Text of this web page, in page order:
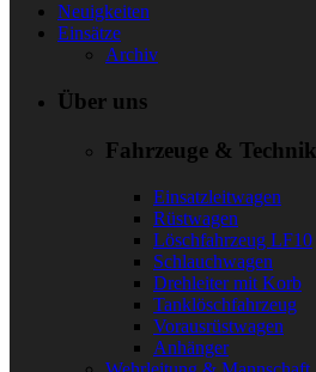
Neuigkeiten
Einsätze
Archiv
Über uns
Fahrzeuge & Technik
Einsatzleitwagen
Rüstwagen
Löschfahrzeug LF10
Schlauchwagen
Drehleiter mit Korb
Tanklöschfahrzeug
Vorausrüstwagen
Anhänger